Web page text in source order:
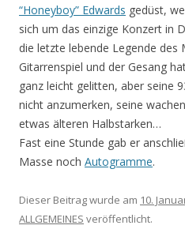
“Honeyboy” Edwards gedüst,
sich um das einzige Konzert in
die letzte lebende Legende des
Gitarrenspiel und der Gesang
ganz leicht gelitten, aber seine
nicht anzumerken, seine
etwas älteren Halbstarken…
Fast eine Stunde gab er
Masse noch Autogramme.
Dieser Beitrag wurde am 10.
ALLGEMEINES veröffentlicht.